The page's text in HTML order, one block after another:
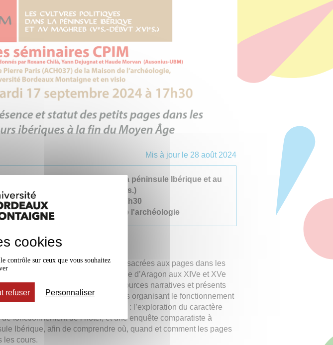
Mis à jour le 28 août 2024
: Les cultures politiques dans la péninsule Ibérique et au
Maghreb (Ve s.-début XVIe s.)
MARDI 17 SEPTEMBRE à 17h30
P. Paris (ACH037) de la Maison de l'archéologie
Histoire médiévale
Montaigne
des recherches en cours, consacrées aux pages dans les
Le point de départ est la couronne d’Aragon aux XIVe et XVe
souvent mentionnés dans les sources narratives et présents
mais absents des ordonnances organisant le fonctionnement
ouvre deux pistes de réflexion : l’exploration du caractère
fonctionnement de l’hôtel, et une enquête comparatiste à
Ibérique, afin de comprendre où, quand et comment les pages
les cours.
cookies
contrôle sur ceux que vous souhaitez
refuser Personnaliser